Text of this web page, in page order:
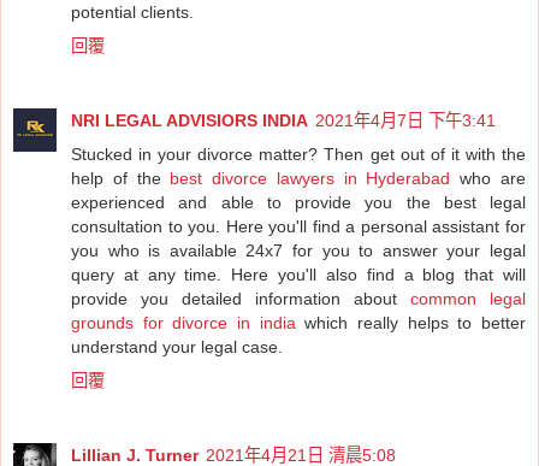
potential clients.
回覆
NRI LEGAL ADVISIORS INDIA 2021年4月7日 下午3:41
Stucked in your divorce matter? Then get out of it with the
help of the best divorce lawyers in Hyderabad who are
experienced and able to provide you the best legal
consultation to you. Here you'll find a personal assistant for
you who is available 24x7 for you to answer your legal
query at any time. Here you'll also find a blog that will
provide you detailed information about common legal
grounds for divorce in india which really helps to better
understand your legal case.
回覆
Lillian J. Turner 2021年4月21日 清晨5:08